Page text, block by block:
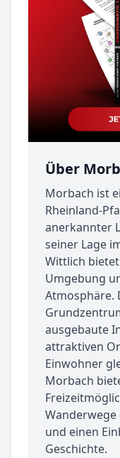
Über
Morbach ist
Rheinland-
anerkannter
seiner Lage
Wittlich
Umgebung
Atmosphäre.
ausgebaute
attraktiven
Einwohner
Morbach
und einen
Geschichte.